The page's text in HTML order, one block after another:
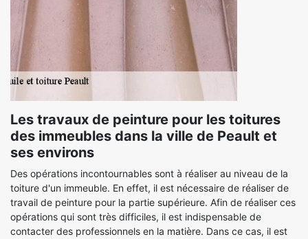
Les travaux de peinture pour les toitures
des immeubles dans la ville de Peault et
ses environs
Des opérations incontournables sont à réaliser au niveau de la
toiture d'un immeuble. En effet, il est nécessaire de réaliser de
travail de peinture pour la partie supérieure. Afin de réaliser ces
opérations qui sont très difficiles, il est indispensable de
contacter des professionnels en la matière. Dans ce cas, il est